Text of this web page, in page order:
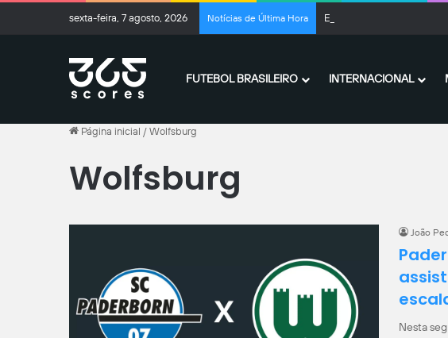
sexta-feira, 7 agosto, 2026 Notícias de Última Hora Enzo Monteiro, do Santos,
FUTEBOL BRASILEIRO INTERNACIONAL
Página inicial / Wolfsburg
Wolfsburg
João
Nesta